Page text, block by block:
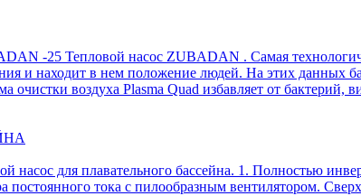
25 Тепловой насос ZUBADAN . Самая
и находит в нем положение людей. На этих данных
очистки воздуха Plasma Quad избавляет от бактерий,
насос для плавательного бассейна. 1. Полностью
постоянного тока с пилообразным вентилятором.